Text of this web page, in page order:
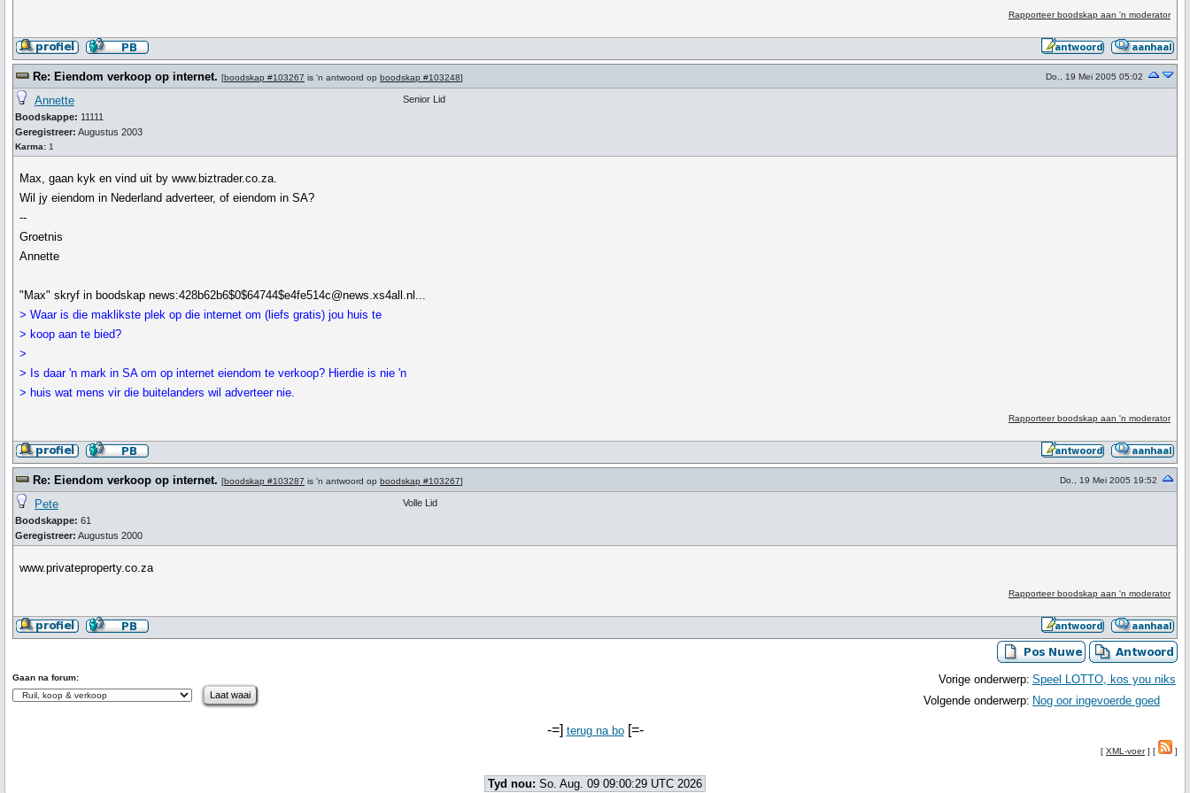
Rapporteer boodskap aan 'n moderator
Re: Eiendom verkoop op internet. [boodskap #103267 is 'n antwoord op boodskap #103248] Do., 19 Mei 2005 05:02
Annette
Boodskappe: 11111
Geregistreer: Augustus 2003
Karma: 1
Senior Lid
Max, gaan kyk en vind uit by www.biztrader.co.za.
Wil jy eiendom in Nederland adverteer, of eiendom in SA?
--
Groetnis
Annette
"Max" skryf in boodskap news:428b62b6$0$64744$e4fe514c@news.xs4all.nl...
> Waar is die maklikste plek op die internet om (liefs gratis) jou huis te
> koop aan te bied?
>
> Is daar 'n mark in SA om op internet eiendom te verkoop? Hierdie is nie 'n
> huis wat mens vir die buitelanders wil adverteer nie.
Rapporteer boodskap aan 'n moderator
Re: Eiendom verkoop op internet. [boodskap #103287 is 'n antwoord op boodskap #103267] Do., 19 Mei 2005 19:52
Pete
Boodskappe: 61
Geregistreer: Augustus 2000
Volle Lid
www.privateproperty.co.za
Rapporteer boodskap aan 'n moderator
Vorige onderwerp: Speel LOTTO, kos you niks
Volgende onderwerp: Nog oor ingevoerde goed
Gaan na forum:
-=] terug na bo[=-
[ XML-voer] [ ]
Tyd nou: So. Aug. 09 09:00:29 UTC 2026